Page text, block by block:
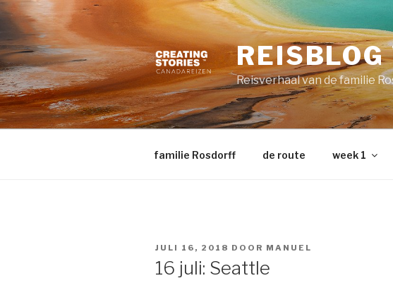
Naar
de
inhoud
springen
Reisverhaal van de familie
familie Rosdorff de route week 1
GEPLAATST
OP
JULI 16, 2018 DOOR MANUEL
16 juli: Seattle